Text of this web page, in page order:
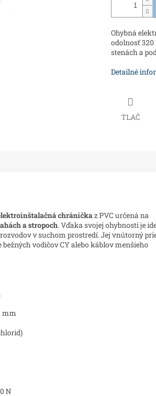
Ohybná
odolnosť
stenách a
Detailné
TLAČ
chráničkaz PVC určená na
a stropoch. Vďaka svojej ohybnosti je
v suchom prostredí. Jej vnútorný
vodičov CY alebo káblov menšieho
mm
N